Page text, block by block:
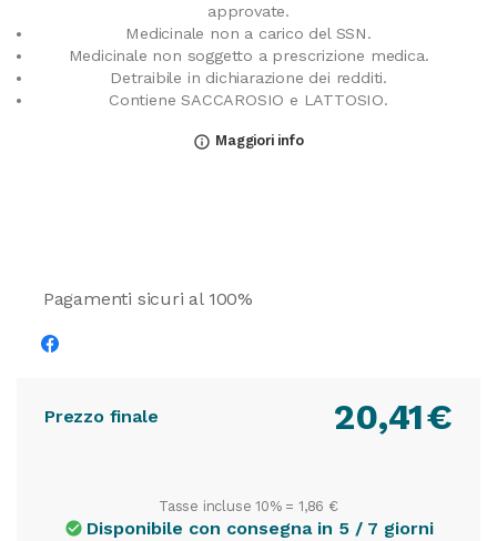
approvate.
Medicinale non a carico del SSN.
Medicinale non soggetto a prescrizione medica.
Detraibile in dichiarazione dei redditi.
Contiene SACCAROSIO e LATTOSIO.
info_outline Maggiori info
Pagamenti sicuri al 100%
Prezzo finale €
20,41
Tasse incluse 10% =1,86 €
check_circle Disponibile con consegna in 5 / 7 giorni